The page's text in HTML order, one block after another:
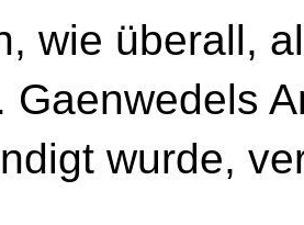
wie überall,
Gaenwedels
wurde,